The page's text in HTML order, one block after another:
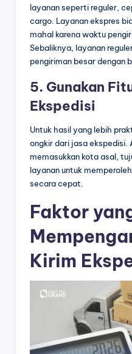
layanan seperti reguler,
cargo. Layanan ekspres
mahal karena waktu
Sebaliknya, layanan
pengiriman besar dengan
5. Gunakan
Ekspedisi
Untuk hasil yang lebih
ongkir dari jasa ekspedisi.
memasukkan kota asal,
layanan untuk
secara cepat.
Faktor
Kirim